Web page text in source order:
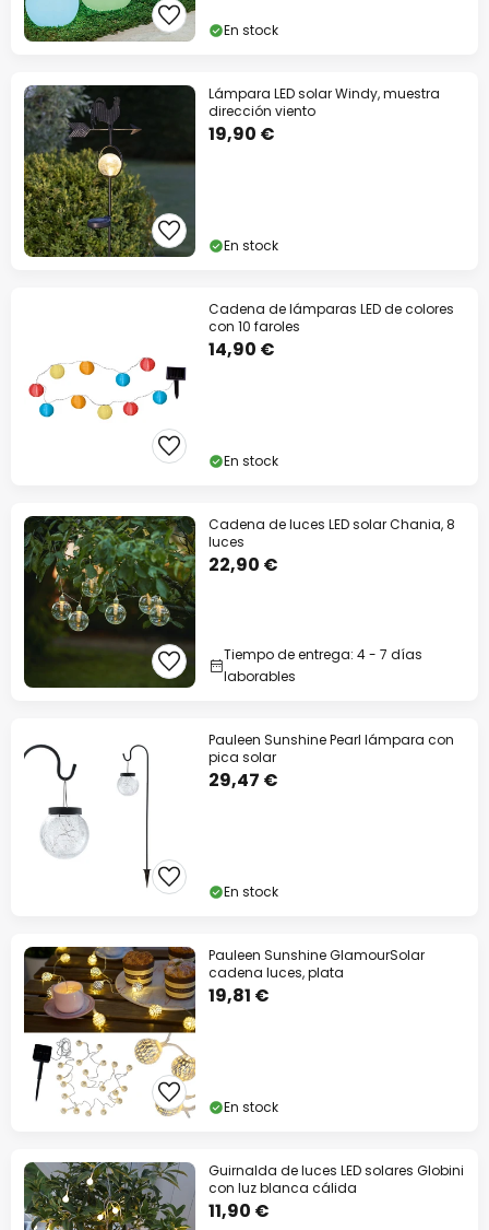
En stock
Lámpara LED solar Windy, muestra
dirección viento
19,90 €
En stock
Cadena de lámparas LED de colores
con 10 faroles
14,90 €
En stock
Cadena de luces LED solar Chania, 8
luces
22,90 €
Tiempo de entrega: 4 - 7 días
laborables
Pauleen Sunshine Pearl lámpara con
pica solar
29,47 €
En stock
Pauleen Sunshine GlamourSolar
cadena luces, plata
19,81 €
En stock
Guirnalda de luces LED solares Globini
con luz blanca cálida
11,90 €